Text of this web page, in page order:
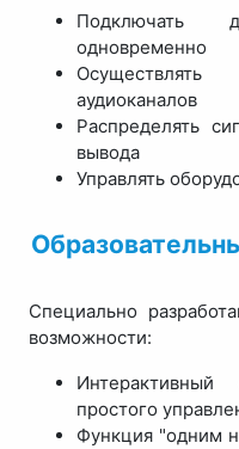
Подключать
одновременно
аудиоканалов
Распределять
вывода
Управлять
Специально
возможности:
простого
Функция "одним